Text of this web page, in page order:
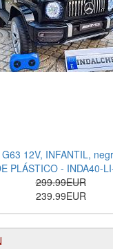
12V, INFANTIL,
PLÁSTICO - INDA40-
299.99EUR
239.99EUR